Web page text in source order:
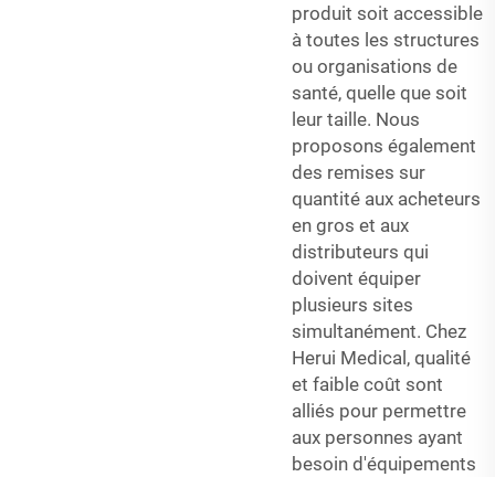
produit soit accessible
à toutes les structures
ou organisations de
santé, quelle que soit
leur taille. Nous
proposons également
des remises sur
quantité aux acheteurs
en gros et aux
distributeurs qui
doivent équiper
plusieurs sites
simultanément. Chez
Herui Medical, qualité
et faible coût sont
alliés pour permettre
aux personnes ayant
besoin d'équipements